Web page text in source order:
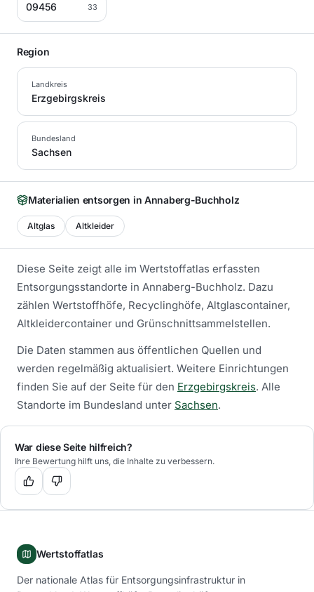
09456 33
Region
Landkreis
Erzgebirgskreis
Bundesland
Sachsen
Materialien entsorgen inAnnaberg-Buchholz
Altglas Altkleider
Diese Seite zeigt alle im Wertstoffatlas erfassten
Entsorgungsstandorte in Annaberg-Buchholz. Dazu
zählen Wertstoffhöfe, Recyclinghöfe, Altglascontainer,
Altkleidercontainer und Grünschnittsammelstellen.
Die Daten stammen aus öffentlichen Quellen und
werden regelmäßig aktualisiert. Weitere Einrichtungen
finden Sie auf der Seite für den Erzgebirgskreis. Alle
Standorte im Bundesland unter Sachsen.
War diese Seite hilfreich?
Ihre Bewertung hilft uns, die Inhalte zu verbessern.
Wertstoffatlas
Der nationale Atlas für Entsorgungsinfrastruktur in